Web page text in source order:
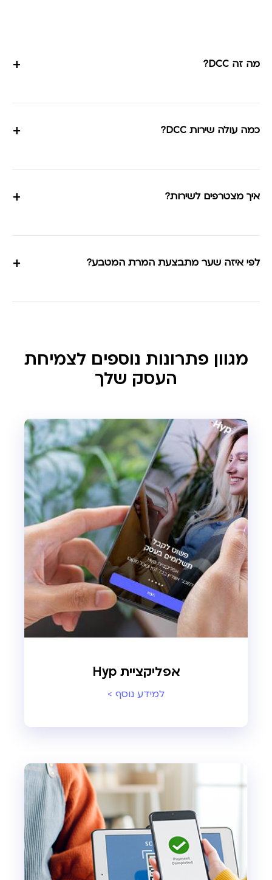
מה זה DCC? +
כמה עולה שירות DCC? +
איך מצטרפים לשירות? +
לפי איזה שער מתבצעת המרת המטבע? +
מגוון פתרונות נוספים לצמיחת
העסק שלך
אפליקציית Hyp
למידע נוסף >